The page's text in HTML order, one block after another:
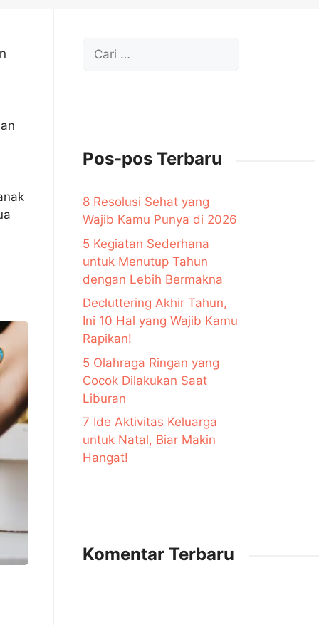
Cari
Pos-pos Terbaru
8 Resolusi Sehat yang
Wajib Kamu Punya di 2026
5 Kegiatan Sederhana
untuk Menutup Tahun
dengan Lebih Bermakna
Decluttering Akhir Tahun,
Ini 10 Hal yang Wajib Kamu
Rapikan!
5 Olahraga Ringan yang
Cocok Dilakukan Saat
Liburan
7 Ide Aktivitas Keluarga
untuk Natal, Biar Makin
Hangat!
Komentar Terbaru